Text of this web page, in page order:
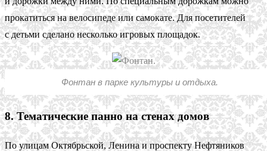
прокатиться на велосипеде или самокате. Для посетителей
с детьми сделано несколько игровых площадок.
Фонтан в парке культуры и отдыха.
8. Тематические панно на стенах домов
По улицам Октябрьской, Ленина и проспекту Нефтяников